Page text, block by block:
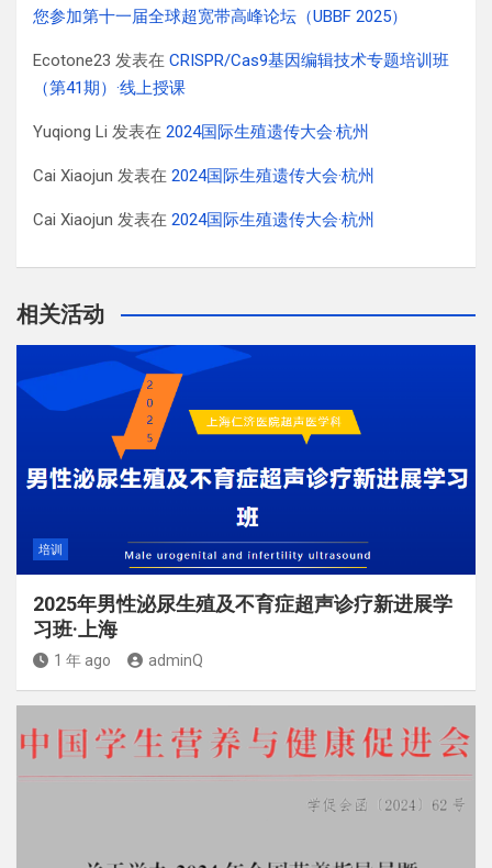
您参加第十一届全球超宽带高峰论坛（UBBF 2025）
Ecotone23 发表在 CRISPR/Cas9基因编辑技术专题培训班
（第41期）·线上授课
Yuqiong Li 发表在 2024国际生殖遗传大会·杭州
Cai Xiaojun 发表在 2024国际生殖遗传大会·杭州
Cai Xiaojun 发表在 2024国际生殖遗传大会·杭州
相关活动
培训
2025年男性泌尿生殖及不育症超声诊疗新进展学
习班·上海
1 年 ago adminQ